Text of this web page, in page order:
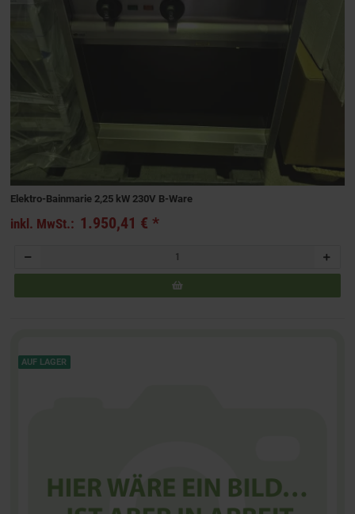
Elektro-Bainmarie 2,25 kW 230V B-Ware
inkl. MwSt.: 1.950,41 €*
AUF LAGER